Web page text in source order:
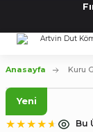
Anasayfa Kuru
Yeni
Bu